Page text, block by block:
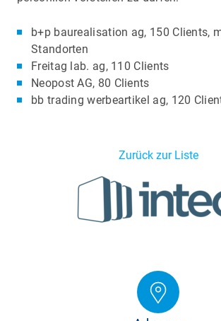
b+p baurealisation ag, 150 Clients,
Standorten
Freitag lab. ag, 110 Clients
Neopost AG, 80 Clients
bb trading werbeartikel ag, 120
Zurück zur Liste